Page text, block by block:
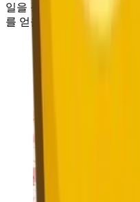
일을 풍부히 묘사하면, 마
를 얻을 수 있습니다.